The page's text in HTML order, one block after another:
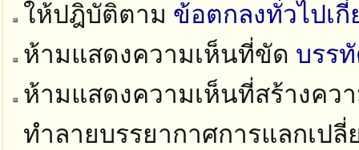
ให้ปฎิบัติตาม ข้อตกลงทั่วไปเ
ห้ามแสดงความเห็นที่ขัด บรร
ห้ามแสดงความเห็นที่สร้างคว
ทำลายบรรยากาศการแลกเปลี่